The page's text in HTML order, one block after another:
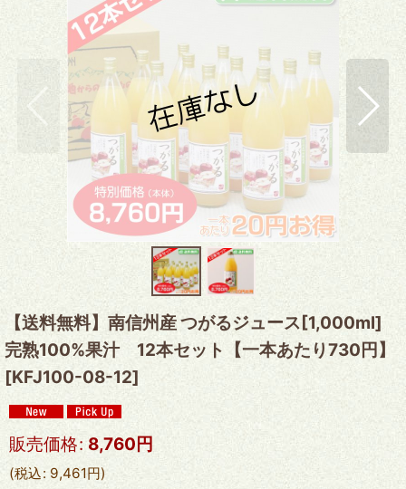
【送料無料】南信州産 つがるジュース[1,000ml]
完熟100%果汁 12本セット【一本あたり730円】
[KFJ100-08-12]
販売価格: 8,760円
(税込: 9,461円)